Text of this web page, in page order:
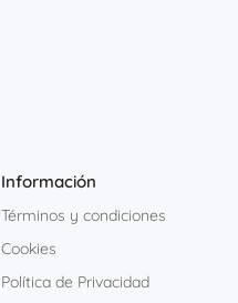
Información
Términos y condiciones
Cookies
Política de Privacidad